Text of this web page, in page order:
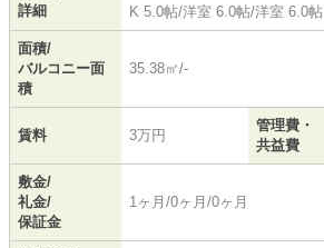
詳細
K 5.0帖/洋室 6.0帖/洋室 6.0帖
面積/
バルコニー面
積
35.38㎡/-
賃料 3万円
管理費・
共益費
敷金/
礼金/
保証金
1ヶ月/0ヶ月/0ヶ月